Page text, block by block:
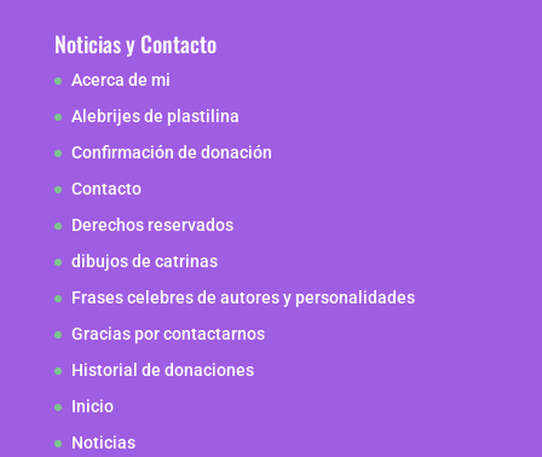
Noticias y Contacto
Acerca de mi
Alebrijes de plastilina
Confirmación de donación
Contacto
Derechos reservados
dibujos de catrinas
Frases celebres de autores y personalidades
Gracias por contactarnos
Historial de donaciones
Inicio
Noticias